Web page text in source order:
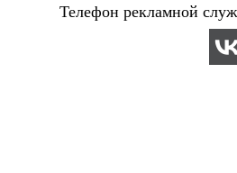
Телефон рекламной